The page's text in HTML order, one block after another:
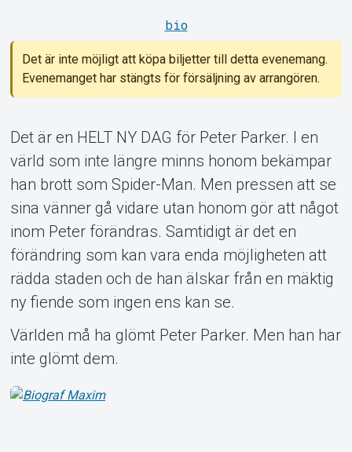
Om Tickster
bio
Det är inte möjligt att köpa biljetter till detta evenemang.
Evenemanget har stängts för försäljning av arrangören.
Det är en HELT NY DAG för Peter Parker. I en
värld som inte längre minns honom bekämpar
han brott som Spider-Man. Men pressen att se
sina vänner gå vidare utan honom gör att något
inom Peter förändras. Samtidigt är det en
förändring som kan vara enda möjligheten att
rädda staden och de han älskar från en mäktig
ny fiende som ingen ens kan se.
Världen må ha glömt Peter Parker. Men han har
inte glömt dem.